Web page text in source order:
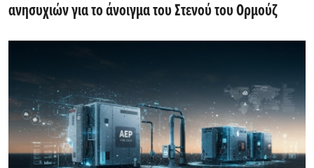
ανησυχιών για το άνοιγμα του Στενού του Ορμούζ